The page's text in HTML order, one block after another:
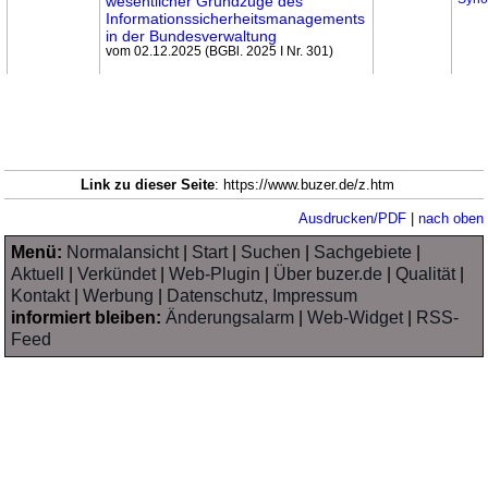
Informations­sicherheits­managements
in der Bundes­verwaltung
vom 02.12.2025 (BGBl. 2025 I Nr. 301)
Link zu dieser Seite: https://www.buzer.de/z.htm
Ausdrucken/PDF| nach oben
Menü: Normalansicht| Start| Suchen Sachgebiete
Aktuell
|Verkündet|Web-Plugin Über buzer.de |Qualität|
Kontakt|Werbung
Datenschutz, Impressum
informiert bleiben: Änderungsalarm |Web-Widget|
RSS-
Feed